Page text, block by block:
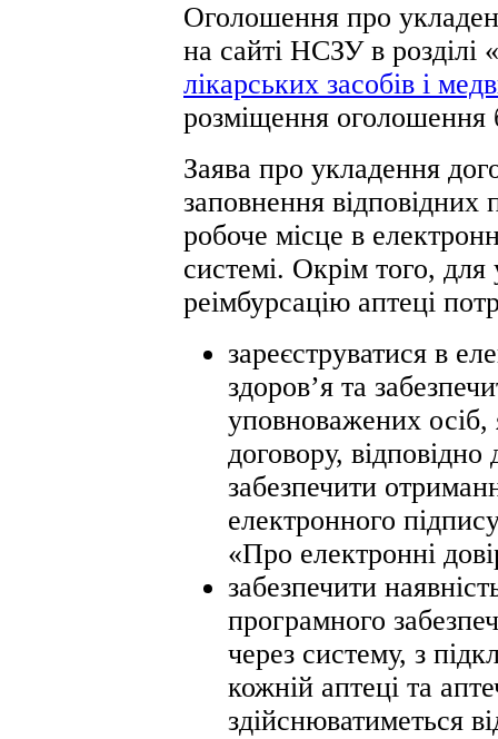
Оголошення про
на сайті НСЗУ в розділі «
лікарських засобів і
розміщення оголошення
Заява про укладення
заповнення відповідних
робоче місце в
системі. Окрім того,
реімбурсацію аптеці
зареєструватися в
здоров’я та
уповноважених осіб,
договору,
забезпечити
електронного
«Про електронні
забезпечити
програмного
через систему, з
кожній аптеці та
здійснюватиметься